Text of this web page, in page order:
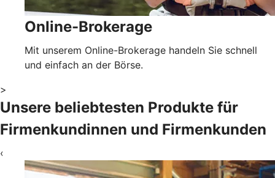
Online-Brokerage
Mit unserem Online-Brokerage handeln Sie schnell
und einfach an der Börse.
>
Unsere beliebtesten Produkte für
Firmenkundinnen und Firmenkunden
‹